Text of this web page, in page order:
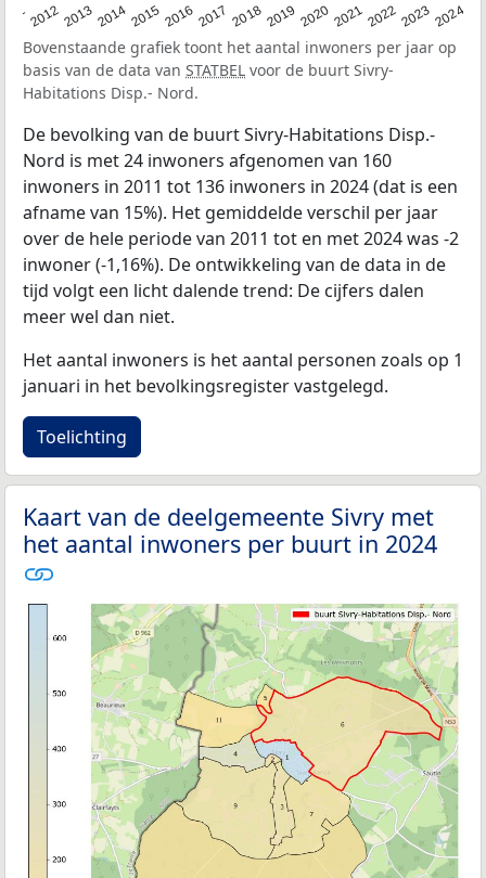
201220132014201520162017 20182019 20202021202220232024
Bovenstaande grafiek toont het aantal inwoners per jaar op
basis van de data van STATBEL voor de buurt Sivry-
Habitations Disp.- Nord.
De bevolking van de buurt Sivry-Habitations Disp.-
Nord is met 24 inwoners afgenomen van 160
inwoners in 2011 tot 136 inwoners in 2024 (dat is een
afname van 15%). Het gemiddelde verschil per jaar
over de hele periode van 2011 tot en met 2024 was -2
inwoner (-1,16%). De ontwikkeling van de data in de
tijd volgt een licht dalende trend: De cijfers dalen
meer wel dan niet.
Het aantal inwoners is het aantal personen zoals op 1
januari in het bevolkingsregister vastgelegd.
Toelichting
Kaart van de deelgemeente Sivry met
het aantal inwoners per buurt in 2024